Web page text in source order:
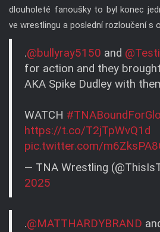
dlouholeté fanoušky to byl konec
ve wrestlingu a poslední rozloučení s
.@bullyray5150 and
for action and they
AKA Spike Dudley with
WATCH
https://t.co/T2jTpWvQ1d
pic.twitter.com/
— TNA Wrestling
2025
.@MATTHARDYBRAND